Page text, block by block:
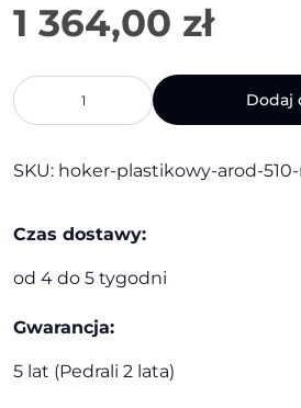
ilość
Hoker
plastikowy
510
Pedrali
Dodaj
SKU: hoker-plastikowy-arod-
Czas dostawy:
od 4 do 5 tygodni
Gwarancja:
5 lat (Pedrali 2 lata)